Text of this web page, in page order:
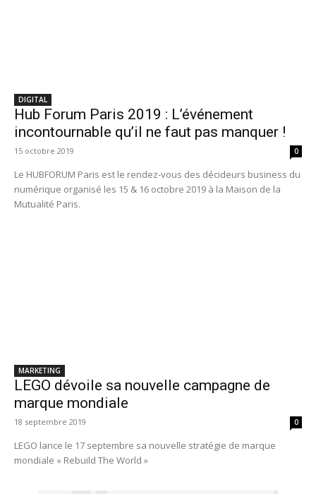
DIGITAL
Hub Forum Paris 2019 : L’événement
incontournable qu’il ne faut pas manquer !
15 octobre 2019 0
Le HUBFORUM Paris est le rendez-vous des décideurs business du
numérique organisé les 15 & 16 octobre 2019 à la Maison de la
Mutualité Paris.
MARKETING
LEGO dévoile sa nouvelle campagne de
marque mondiale
18 septembre 2019 0
LEGO lance le 17 septembre sa nouvelle stratégie de marque
mondiale « Rebuild The World »